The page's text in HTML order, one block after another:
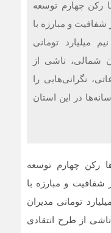
رکن چهارم توسعه
و مبارزه با
میلیارد تومانی
شمالی، ناشی از
نگرانی‌هایی را
در این استان
رکن چهارم توسعه
و مبارزه با
تومانی مدیران
از طرح انتقادی